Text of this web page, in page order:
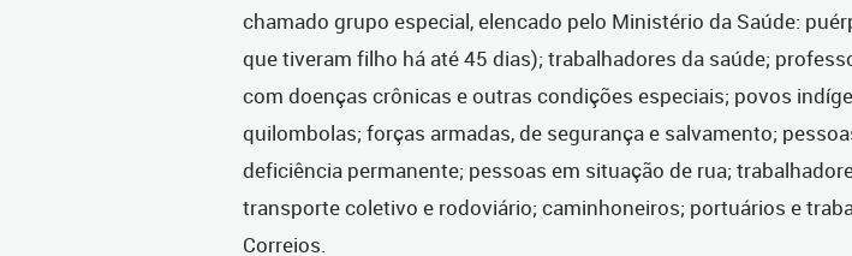
chamado grupo especial, elencado pelo Ministério da Saúde:
que tiveram filho há até 45 dias); trabalhadores da saúde;
com doenças crônicas e outras condições especiais; povos
quilombolas; forças armadas, de segurança e salvamento;
deficiência permanente; pessoas em situação de rua;
transporte coletivo e rodoviário; caminhoneiros; portuários e
Correios.